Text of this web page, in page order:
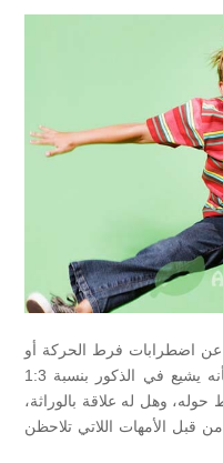
سنوات الأخيرة عن اضطرابات فرط الحركة أو
النشاط الزائد والذي تشير الدراسات بأنه يشيع في الذكور بنسبة 1:3
حوله، وهل له علاقة بالوراثة،
قبل الأمهات اللاتي تلاحظن